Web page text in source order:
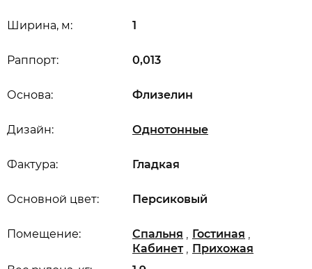
Ширина, м: 1
Раппорт: 0,013
Основной цвет: Персиковый
Дизайн: Однотонные
Основа: Флизелин
Помещение: Спальня , Гостиная ,
Кабинет , Прихожая
Фактура: Гладкая